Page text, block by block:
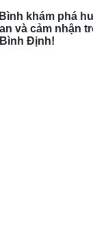
khám phá
và cảm nhận
Định!